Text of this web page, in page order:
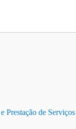
Prestação de